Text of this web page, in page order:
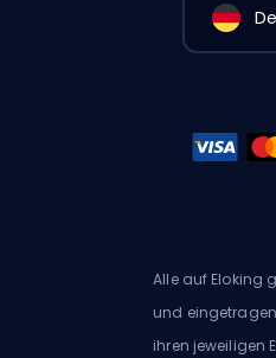
Alle auf Eloking
und
ihren jeweiligen